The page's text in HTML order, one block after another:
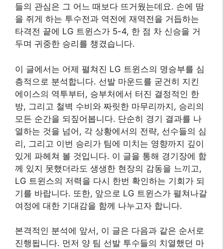
들의 관심은 그 어느 때보다 뜨거웠는데요. 손에 땀
을 쥐게 하는 투수전과 역전에 재역전을 거듭하는
타격전 끝에 LG 트윈스가 5-4, 한 점 차 신승을 거
두며 귀중한 승리를 챙겼습니다.
이 글에서는 어제 펼쳐진 LG 트윈스의 명승부를 심
층적으로 분석합니다. 선발 마운드를 굳건히 지킨
에이스의 역투부터, 승부처에서 터진 결정적인 한
방, 그리고 철벽 수비와 짜릿한 마무리까지, 승리의
모든 순간을 되짚어봅니다. 단순히 경기 결과를 나
열하는 것을 넘어, 각 상황에서의 전략, 선수들의 심
리, 그리고 이번 승리가 팀에 미치는 영향까지 깊이
있게 파헤쳐 볼 것입니다. 이 글을 통해 경기장에 함
께 있지 못했더라도 생생한 현장의 감동을 느끼고,
LG 트윈스의 저력을 다시 한번 확인하는 기회가 되
기를 바랍니다. 또한, 앞으로 LG 트윈스가 펼쳐나갈
여정에 대한 기대감을 함께 나누고자 합니다.
본격적인 분석에 앞서, 이 글은 다음과 같은 순서로
진행됩니다. 먼저 양 팀 선발 투수들의 치열했던 마